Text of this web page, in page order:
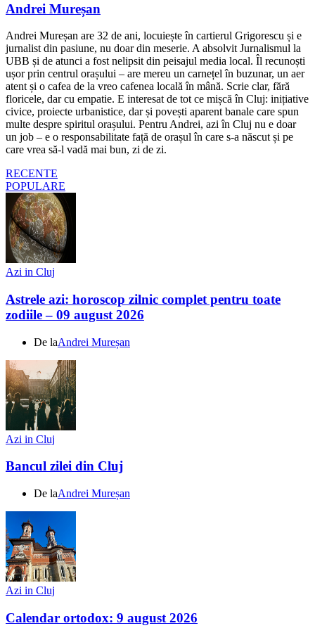
Andrei Mureșan
Andrei Mureșan are 32 de ani, locuiește în cartierul Grigorescu și e
jurnalist din pasiune, nu doar din meserie. A absolvit Jurnalismul la
UBB și de atunci a fost nelipsit din peisajul media local. Îl recunoști
ușor prin centrul orașului – are mereu un carnețel în buzunar, un aer
atent și o cafea de la vreo cafenea locală în mână. Scrie clar, fără
floricele, dar cu empatie. E interesat de tot ce mișcă în Cluj: inițiative
civice, proiecte urbanistice, dar și povești aparent banale care spun
multe despre spiritul orașului. Pentru Andrei, azi în Cluj nu e doar
un job – e o responsabilitate față de orașul în care s-a născut și pe
care vrea să-l vadă mai bun, zi de zi.
RECENTE
POPULARE
Azi in Cluj
Astrele azi: horoscop zilnic complet pentru toate
zodiile – 09 august 2026
De laAndrei Mureșan
Azi in Cluj
Bancul zilei din Cluj
De laAndrei Mureșan
Azi in Cluj
Calendar ortodox: 9 august 2026